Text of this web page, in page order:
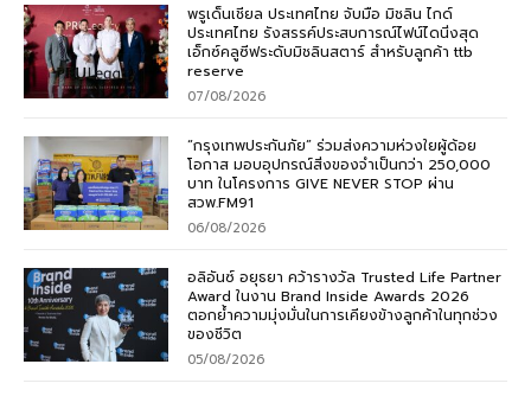
พรูเด็นเชียล ประเทศไทย จับมือ มิชลิน ไกด์
ประเทศไทย รังสรรค์ประสบการณ์ไฟน์ไดนิ่งสุด
เอ็กซ์คลูซีฟระดับมิชลินสตาร์ สำหรับลูกค้า ttb
reserve
07/08/2026
“กรุงเทพประกันภัย” ร่วมส่งความห่วงใยผู้ด้อย
โอกาส มอบอุปกรณ์สิ่งของจำเป็นกว่า 250,000
บาท ในโครงการ GIVE NEVER STOP ผ่าน
สวพ.FM91
06/08/2026
อลิอันซ์ อยุธยา คว้ารางวัล Trusted Life Partner
Award ในงาน Brand Inside Awards 2026
ตอกย้ำความมุ่งมั่นในการเคียงข้างลูกค้าในทุกช่วง
ของชีวิต
05/08/2026